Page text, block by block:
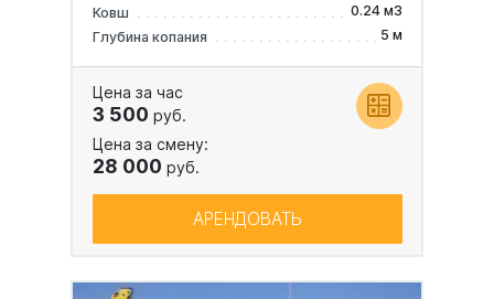
Ковш
0.24 м3
Глубина копания
5 м
Цена за час
3 500 руб.
Цена за смену:
28 000 руб.
АРЕНДОВАТЬ